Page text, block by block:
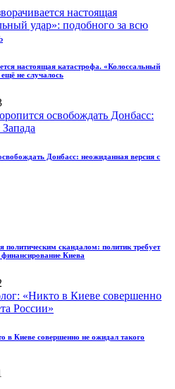
настоящая катастрофа. «Колоссальный
не случалось
Донбасс: неожиданная версия с
политическим скандалом: политик требует
Киева
в Киеве совершенно не ожидал такого